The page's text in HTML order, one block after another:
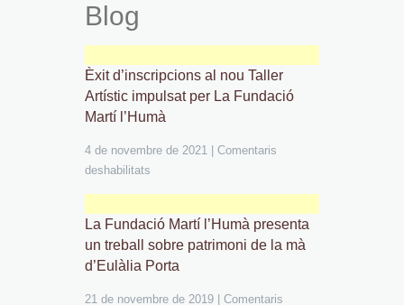
Blog
Èxit d’inscripcions al nou Taller
Artístic impulsat per La Fundació
Martí l’Humà
4 de novembre de 2021
Comentaris
deshabilitats
La Fundació Martí l’Humà presenta
un treball sobre patrimoni de la mà
d’Eulàlia Porta
21 de novembre de 2019
Comentaris